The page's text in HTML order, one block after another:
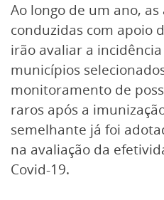
Ao longo de um ano,
conduzidas com apoio
irão avaliar a
municípios
monitoramento de
raros após a
semelhante já foi
na avaliação da
Covid-19.